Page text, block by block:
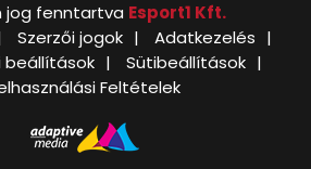
jog fenntartva Esport1 Kft.
Szerzői jogok
Adatkezelés
Sütibeállítások
Feltételek